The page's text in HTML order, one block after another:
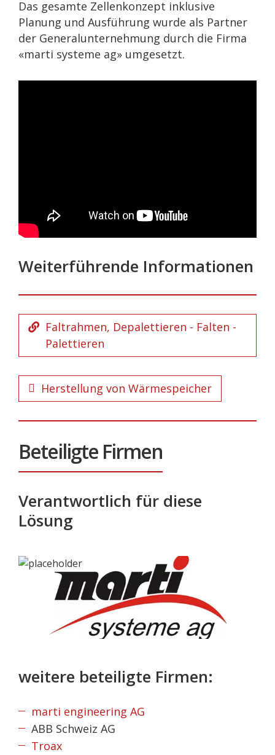
Das gesamte Zellenkonzept inklusive
Planung und Ausführung wurde als Partner
der Generalunternehmung durch die Firma
«marti systeme ag» umgesetzt.
Weiterführende Informationen
Faltrahmen, Depalettieren - Falten -
Palettieren
Herstellung von Wärmespeicher
Beteiligte Firmen
Verantwortlich für diese
Lösung
weitere beteiligte Firmen:
marti engineering AG
ABB Schweiz AG
Troax